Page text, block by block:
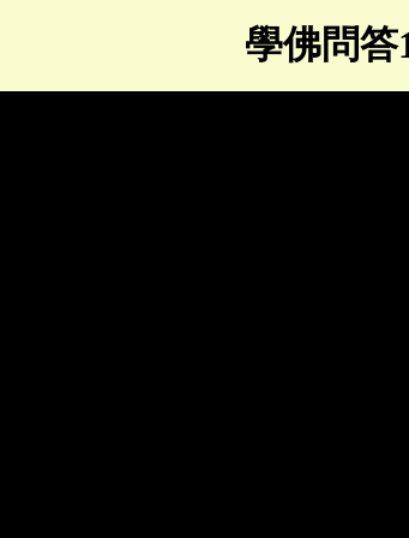
學佛問答